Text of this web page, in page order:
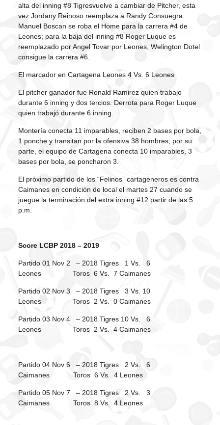
alta del inning #8 Tigresvuelve a cambiar de Pitcher, esta
vez Jordany Reinoso reemplaza a Randy Consuegra.
Manuel Boscan se roba el Home para la carrera #4 de
Leones; para la baja del inning #8 Roger Luque es
reemplazado por Angel Tovar por Leones, Welington Dotel
consigue la carrera #6.
El marcador en Cartagena Leones 4 Vs. 6 Leones
El pitcher ganador fue Ronald Ramirez quien trabajo
durante 6 inning y dos tercios. Derrota para Roger Luque
quien trabajó durante 6 inning.
Montería conecta 11 imparables, reciben 2 bases por bola,
1 ponche y transitan por la ofensiva 38 hombres; por su
parte, el equipo de Cartagena conecta 10 imparables, 3
bases por bola, se poncharon 3.
El próximo partido de los “Felinos” cartageneros es contra
Caimanes en condición de local el martes 27 cuando se
juegue la terminación del extra inning #12 partir de las 5
p.m.
Score LCBP 2018 – 2019
Partido 01 Nov 2 – 2018 Tigres 1 Vs. 6
Leones Toros 6 Vs. 7 Caimanes
Partido 02 Nov 3 – 2018 Tigres 3 Vs. 10
Leones Toros 2 Vs. 0 Caimanes
Partido 03 Nov 4 – 2018 Tigres 10 Vs. 6
Leones Toros 2 Vs. 4 Caimanes
Partido 04 Nov 6 – 2018 Tigres 2 Vs. 6
Caimanes Toros 6 Vs. 4 Leones
Partido 05 Nov 7 – 2018 Tigres 2 Vs. 3
Caimanes Toros 8 Vs. 4 Leones